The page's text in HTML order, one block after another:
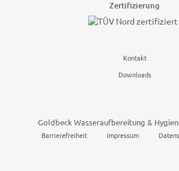
Zertifizierung
Kontakt
Downloads
Goldbeck Wasseraufbereitung &
Barrierefreiheit Impressum